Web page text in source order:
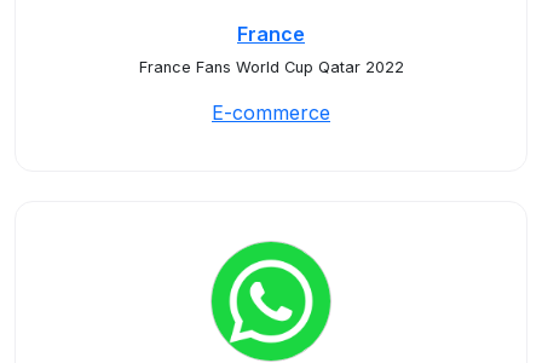
France
France Fans World Cup Qatar 2022
E-commerce